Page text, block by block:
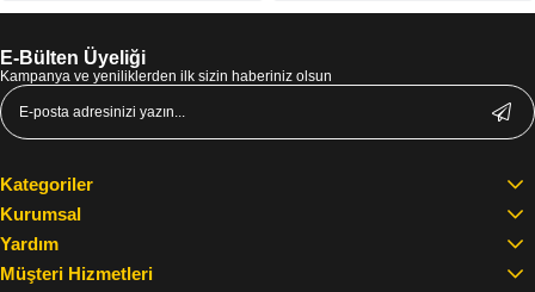
E-Bülten Üyeliği
Kampanya ve yeniliklerden ilk sizin haberiniz olsun
Kategoriler
Kurumsal
Yardım
Müşteri Hizmetleri